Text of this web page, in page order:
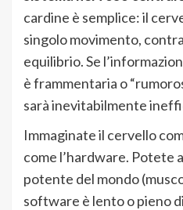
cardine è semplice: il
singolo movimento,
equilibrio. Se
è frammentaria o
sarà inevitabilmente
Immaginate il cervello
come l’hardware. Potete
potente del mondo
software è lento o pieno